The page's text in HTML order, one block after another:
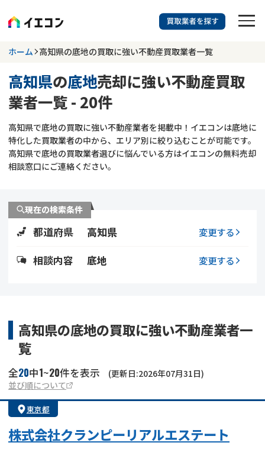
訳あり物件に強い業者を探す
高知県 底地
更新日 :2026年07月31日
業者を探す
空き家
再建築不可
ゴミ屋敷
リースバック
不動産コラム
不動産売却
訳あり不動産
土地売却
借地 不動産リースバック
任意売却
アンケート調査
ホーム 高知県の底地の買取に強い不動産買取業者一覧
高知県の底地売却に強い不動産買取
業者一覧 - 20件
高知県で底地の買取に強い不動産業者を掲載中！イエコンは底地に
特化した買取業者の中から、エリア別に絞り込むことが可能です。
高知県で底地の買取業者選びに悩んでいる方はイエコンの無料売却
相談窓口にご連絡ください。
現在の検索条件
都道府県 高知県 変更する
相談内容 底地 変更する
高知県の底地の買取に強い不動産業者一
覧
全20中1~20件を表示
(更新日:2026年07月31日)
並び順について
東京都
株式会社クランピーリアルエステート